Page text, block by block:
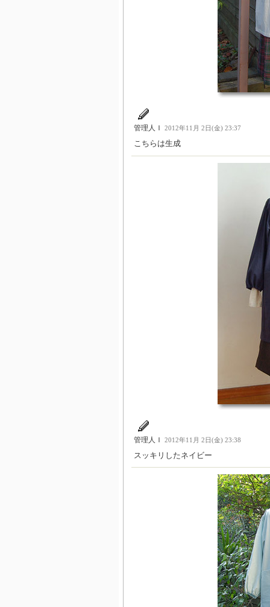
管理人Ｉ 2012年11月 2日(金) 23:37
こちらは生成
管理人Ｉ 2012年11月 2日(金) 23:38
スッキリしたネイビー